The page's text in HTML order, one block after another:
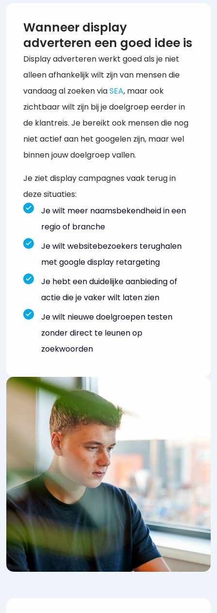
Wanneer display
adverteren een goed idee is
Display adverteren werkt goed als je niet
alleen afhankelijk wilt zijn van mensen die
vandaag al zoeken viaSEA, maar ook
zichtbaar wilt zijn bij je doelgroep eerder in
de klantreis. Je bereikt ook mensen die nog
niet actief aan het googelen zijn, maar wel
binnen jouw doelgroep vallen.
Je ziet display campagnes vaak terug in
deze situaties:
Je wilt meer naamsbekendheid in een
regio of branche
Je wilt websitebezoekers terughalen
met google display retargeting
Je hebt een duidelijke aanbieding of
actie die je vaker wilt laten zien
Je wilt nieuwe doelgroepen testen
zonder direct te leunen op
zoekwoorden